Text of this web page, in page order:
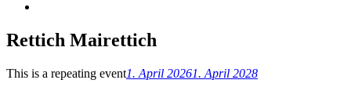
Rettich Mairettich
This is a repeating event1. April 20261. April 2028